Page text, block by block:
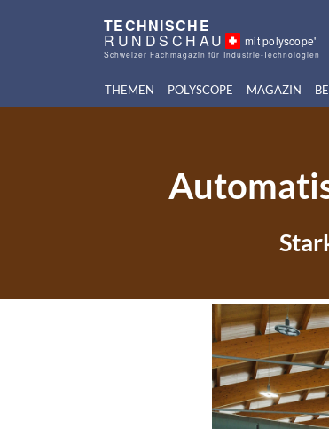
TECHNISCHE
RUNDSCHAU mit polyscope'
Schweizer Fachmagazin für Industrie-Technologien
THEMEN POLYSCOPE MAGAZIN